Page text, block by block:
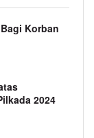
Korban
2024